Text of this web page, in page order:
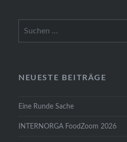
NEUESTE BEITRÄGE
Eine Runde Sache
INTERNORGA FoodZoom 2026